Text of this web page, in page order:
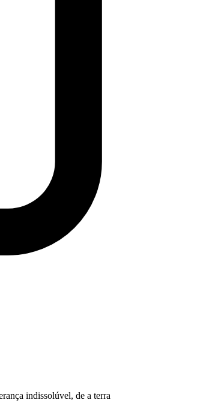
indissolúvel, de a terra